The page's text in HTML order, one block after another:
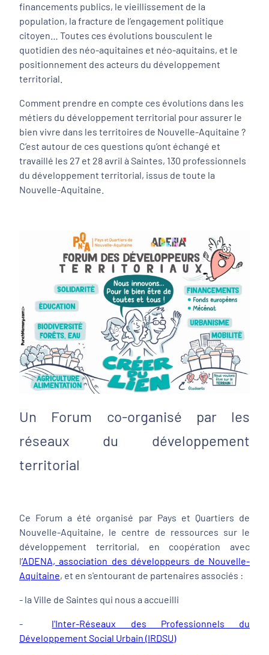
financements publics, le vieillissement de la
population, la fracture de l’engagement politique
citoyen… Toutes ces évolutions bousculent le
quotidien des néo-aquitaines et néo-aquitains, et le
positionnement des acteurs du développement
territorial.
Comment prendre en compte ces évolutions dans les
métiers du développement territorial pour assurer le
bien vivre dans les territoires de Nouvelle-Aquitaine ?
C’est autour de ces questions qu’ont échangé et
travaillé les 27 et 28 avril à Saintes, 130 professionnels
du développement territorial, issus de toute la
Nouvelle-Aquitaine.
Un Forum co-organisé par les
réseaux du développement
territorial
Ce Forum a été organisé par Pays et Quartiers de
Nouvelle-Aquitaine, le centre de ressources sur le
développement territorial, en coopération avec
l’ADENA, association des développeurs de Nouvelle-
Aquitaine, et en s'entourant de partenaires associés :
- la Ville de Saintes qui nous a accueilli
- l'Inter-Réseaux des Professionnels du
Développement Social Urbain (IRDSU)